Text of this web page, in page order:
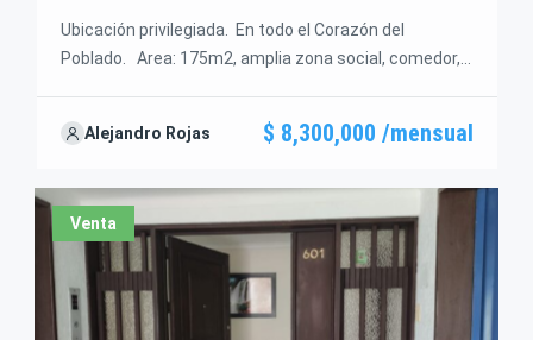
Ubicación privilegiada. En todo el Corazón del
Poblado. Area: 175m2, amplia zona social, comedor,
completa con piscina, sendero, sauna, turco y juegos
Alejandro Rojas $ 8,300,000 /mensual
Venta